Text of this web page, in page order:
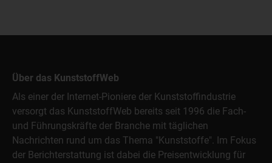
Über das KunststoffWeb
Als einer der Internet-Pioniere der Kunststoffindustrie
versorgt das KunststoffWeb bereits seit 1996 die Fach-
und Führungskräfte der Branche mit täglichen
Nachrichten rund um das Thema "Kunststoffe". Im Fokus
der Berichterstattung ist dabei die Preisentwicklung für